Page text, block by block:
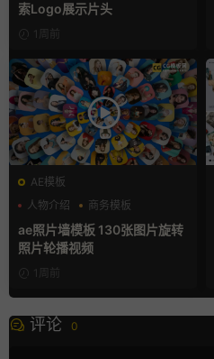
索Logo展示片头
1周前
AE模板
人物介绍
商务模板
幻灯片
ae照片墙模板 130张图片旋转
照片轮播视频
1周前
评论 0